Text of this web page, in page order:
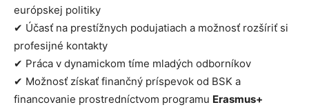
európskej politiky
✔ Účasť na prestížnych podujatiach a možnosť rozšíriť si
profesijné kontakty
✔ Práca v dynamickom tíme mladých odborníkov
✔ Možnosť získať finančný príspevok od BSK a
financovanie prostredníctvom programu Erasmus+